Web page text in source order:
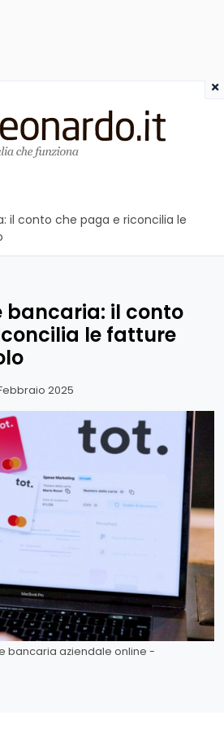
il conto che paga e riconcilia le
bancaria: il conto
le fatture
2025
bancaria aziendale online -
×